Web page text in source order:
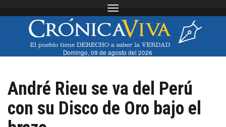
Toggle navigation
Domingo, 09 de agosto del 2026
André Rieu se va del Perú
con su Disco de Oro bajo el